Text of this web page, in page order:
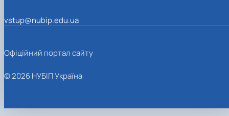
vstup@nubip.edu.ua
Офіційний портал сайту
© 2026 НУБІП Україна